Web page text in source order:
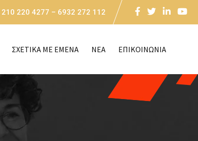
210 220 4277 – 6932 272 112
ΣΧΕΤΙΚΑ ΜΕ ΕΜΕΝΑ NEA ΕΠΙΚΟΙΝΩΝΙΑ